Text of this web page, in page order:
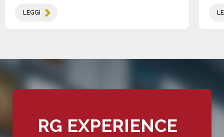
LEGGI
RG EXPERIENCE